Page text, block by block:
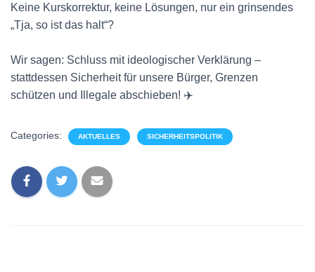
Keine Kurskorrektur, keine Lösungen, nur ein grinsendes
„Tja, so ist das halt“?
Wir sagen: Schluss mit ideologischer Verklärung –
stattdessen Sicherheit für unsere Bürger, Grenzen
schützen und Illegale abschieben! ✈️
Categories: AKTUELLES SICHERHEITSPOLITIK